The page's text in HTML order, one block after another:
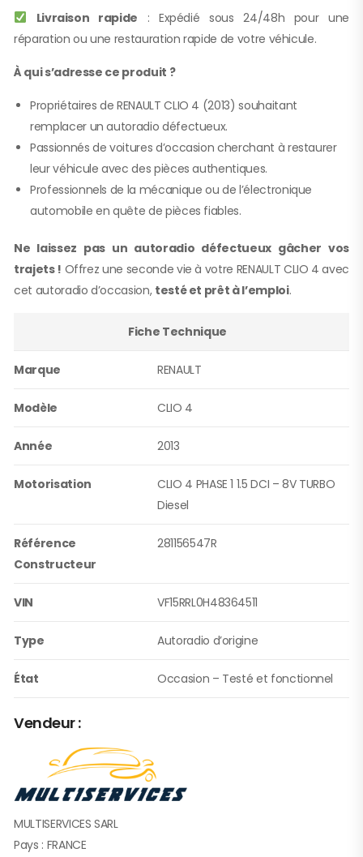
Livraison rapide : Expédié sous 24/48h pour une
réparation ou une restauration rapide de votre véhicule.
À qui s’adresse ce produit ?
Propriétaires de RENAULT CLIO 4 (2013) souhaitant
remplacer un autoradio défectueux.
Passionnés de voitures d’occasion cherchant à restaurer
leur véhicule avec des pièces authentiques.
Professionnels de la mécanique ou de l’électronique
automobile en quête de pièces fiables.
Ne laissez pas un autoradio défectueux gâcher vos
trajets ! Offrez une seconde vie à votre RENAULT CLIO 4 avec
cet autoradio d’occasion, testé et prêt à l’emploi.
Fiche Technique
Marque RENAULT
Modèle CLIO 4
Année 2013
Motorisation
CLIO 4 PHASE 1 1.5 DCI – 8V TURBO
Diesel
Référence
Constructeur
281156547R
VIN VF15RRL0H48364511
Type Autoradio d’origine
État Occasion – Testé et fonctionnel
Vendeur :
MULTISERVICES SARL
Pays : FRANCE